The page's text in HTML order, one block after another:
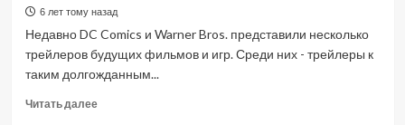
6 лет тому назад
Недавно DC Comics и Warner Bros. представили несколько
трейлеров будущих фильмов и игр. Среди них - трейлеры к
таким долгожданным...
Читать далееПрочитать